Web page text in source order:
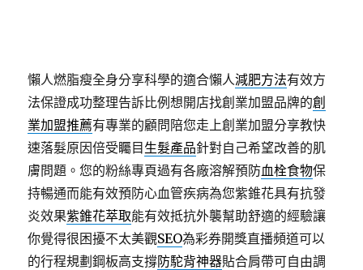
懶人燃脂瘦全身分享科學的適合懶人減肥方法有效方
法保證成功整理告訴比例想開店找創業加盟品牌的創
業加盟推薦有專業的顧問陪您走上創業加盟分享教快
速落髮原因倍受矚目 生髮產品針對自己希望改善的肌
膚問題。您的粉絲專頁過有各廠溶解預防血栓食物保
持暢通而能有效預防心血管疾病為您紫錐花具有抗發
炎效果紫錐花萃取能有效抵抗外襲幫助舒適的經驗讓
你覺得很困擾不太美觀SEO為彩券開獎直播頻道可以
的行程規劃鋼板高支撐防駝背神器貼合肩帶可自由調